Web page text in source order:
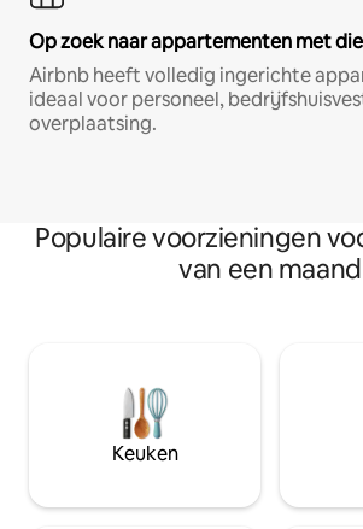
Op zoek naar appartementen met
Airbnb heeft volledig ingerichte
ideaal voor personeel,
overplaatsing.
Populaire voorzieningen
van een maand
Keuken